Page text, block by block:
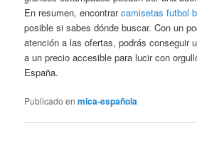
En resumen, encontrarcamisetas futbol
posible si sabes dónde buscar. Con un
atención a las ofertas, podrás conseguir
a un precio accesible para lucir con
España.
Publicado en mica-española